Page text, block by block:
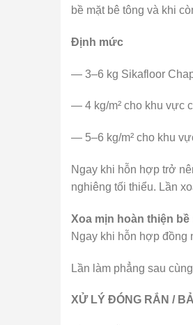
bề mặt bê tông và khi
Định mức
— 3–6 kg Sikafloor
— 4 kg/m² cho khu vực
— 5–6 kg/m² cho khu
Ngay khi hỗn hợp trở
nghiêng tối thiểu. Lần
Xoa mịn hoàn thiện bề
Ngay khi hỗn hợp đồng
Lần làm phẳng sau
XỬ LÝ ĐÓNG RẮN /